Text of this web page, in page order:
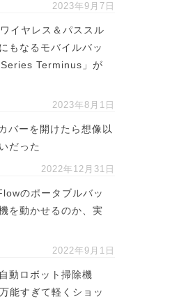
2023年9月7日
イヤレス＆パススル
もなるモバイルバッ
Terminus」が
2023年8月1日
バーを開けたら想像以
だった
2022年12月31日
のポータブルバッ
を動かせるのか、実
2022年9月1日
動ロボット掃除機
能すぎて軽くショッ